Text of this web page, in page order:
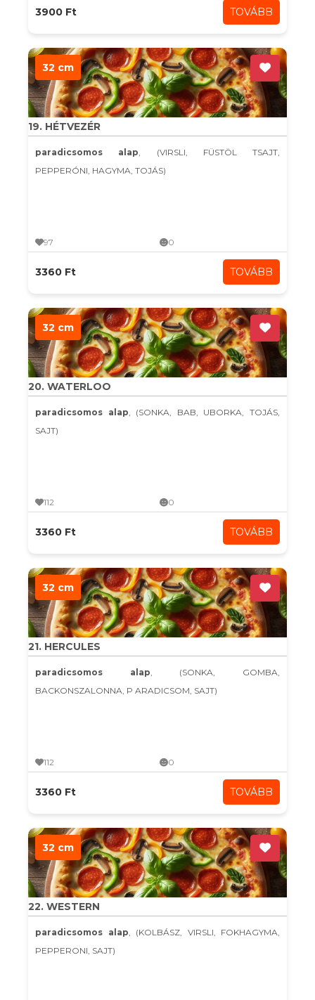
3900 Ft TOVÁBB
32 cm
19. HÉTVEZÉR
paradicsomos alap, (VIRSLI, FÜSTÖL TSAJT,
PEPPERÓNI, HAGYMA, TOJÁS)
97 0
3360 Ft TOVÁBB
32 cm
20. WATERLOO
paradicsomos alap, (SONKA, BAB, UBORKA, TOJÁS,
SAJT)
112 0
3360 Ft TOVÁBB
32 cm
21. HERCULES
paradicsomos alap, (SONKA, GOMBA,
BACKONSZALONNA, P ARADICSOM, SAJT)
112 0
3360 Ft TOVÁBB
32 cm
22. WESTERN
paradicsomos alap, (KOLBÁSZ, VIRSLI, FOKHAGYMA,
PEPPERONI, SAJT)